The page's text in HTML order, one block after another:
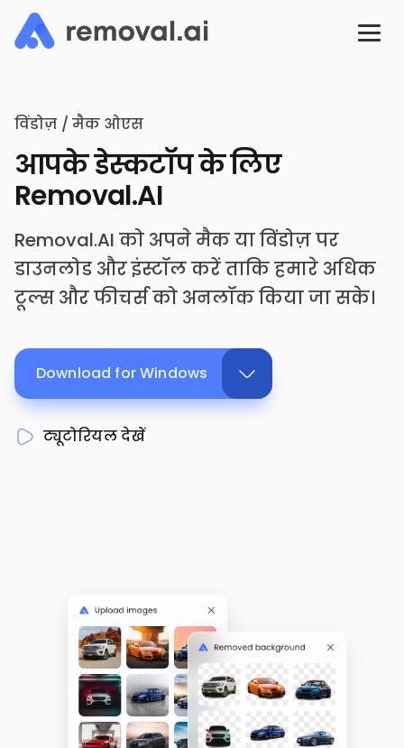
विंडोज़ / मैक ओएस
आपके डेस्कटॉप के लिए
Removal.AI
Removal.AI को अपने मैक या विंडोज़ पर
डाउनलोड और इंस्टॉल करें ताकि हमारे अधिक
टूल्स और फीचर्स को अनलॉक किया जा सके।
Download for Windows
ट्यूटोरियल देखें